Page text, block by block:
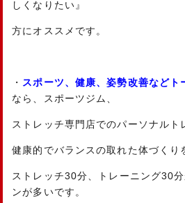
しくなりたい』
方にオススメです。
・ スポーツ、 健康、姿勢改善などト
なら、スポーツジム、
ストレッチ専門店でのパーソナルト
健康的でバランスの取れた体づくり
ストレッチ30分、トレーニング30
ンが多いです。